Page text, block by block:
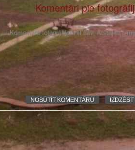
Komentāri pie
Komentāra fotogrāfijai vēl nav. Atstājiet